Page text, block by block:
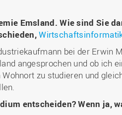
Emsland. Wie sind Sie
bei der Erwin
angesprochen und ob ich
zu studieren und
entscheiden? Wenn ja,